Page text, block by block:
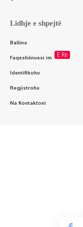
Lidhje e shpejtë
Ballina
Faqeshënuesi im E Re
Identifikohu
Regjistrohu
Na Kontaktoni